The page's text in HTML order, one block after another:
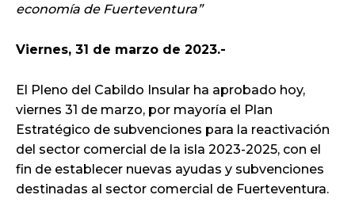
economía de Fuerteventura”
Viernes, 31 de marzo de 2023.-
El Pleno del Cabildo Insular ha aprobado hoy,
viernes 31 de marzo, por mayoría el Plan
Estratégico de subvenciones para la reactivación
del sector comercial de la isla 2023-2025, con el
fin de establecer nuevas ayudas y subvenciones
destinadas al sector comercial de Fuerteventura.